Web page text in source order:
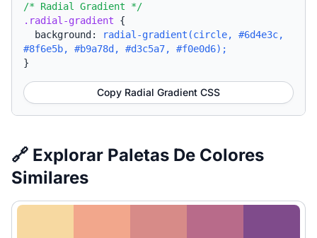
/* Radial Gradient */
.radial-gradient {
background:
radial-gradient(circle, #6d4e3c,
#8f6e5b, #b9a78d, #d3c5a7, #f0e0d6);
}
Copy Radial Gradient CSS
🔗 Explorar Paletas De Colores
Similares